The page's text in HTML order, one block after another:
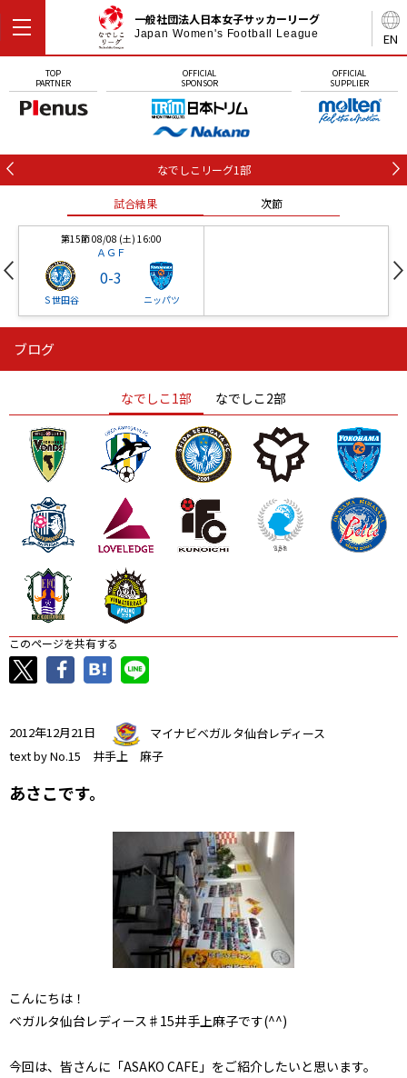
EN
一般社団法人日本女子サッカーリーグ
Japan Women's Football League
TOP
PARTNER
OFFICIAL
SPONSOR
OFFICIAL
SUPPLIER
なでしこリーグ1部
試合結果 次節
第15節 08/08 (土) 16:00
ＡＧＦ
Ｓ世田谷
0-3
ニッパツ
ニッパツ
ニッパツ 名古屋
石人の星
静岡 愛媛Ｌ
ブログ
なでしこ1部 なでしこ2部
このページを共有する
2012年12月21日
マイナビベガルタ仙台レディース
text by No.15 井手上 麻子
あさこです。
こんにちは！
ベガルタ仙台レディース♯15井手上麻子です(^^)
今回は、皆さんに「ASAKO CAFE」をご紹介したいと思います。